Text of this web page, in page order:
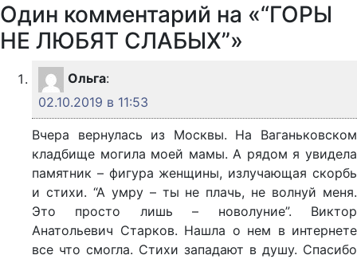
Один комментарий на «“ГОРЫ
НЕ ЛЮБЯТ СЛАБЫХ”»
Ольга:
02.10.2019 в 11:53
Вчера вернулась из Москвы. На Ваганьковском
кладбище могила моей мамы. А рядом я увидела
памятник – фигура женщины, излучающая скорбь
и стихи. “А умру – ты не плачь, не волнуй меня.
Это просто лишь – новолуние”. Виктор
Анатольевич Старков. Нашла о нем в интернете
все что смогла. Стихи западают в душу. Спасибо